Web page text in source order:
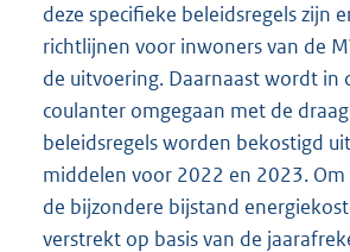
deze specifieke beleidsregels zijn
richtlijnen voor inwoners van de
de uitvoering. Daarnaast wordt in
coulanter omgegaan met de
beleidsregels worden bekostigd
middelen voor 2022 en 2023.
de bijzondere bijstand
verstrekt op basis van de